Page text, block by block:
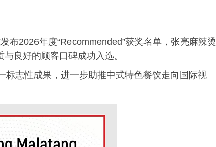
布2026年度“Recommended”获奖名单，张亮麻辣烫
良好的顾客口碑成功入选。
志性成果，进一步助推中式特色餐饮走向国际视